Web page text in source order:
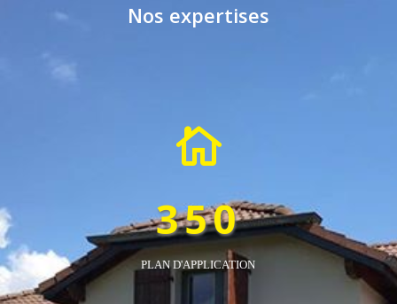
Nos expertises

350
PLAN D'APPLICATION